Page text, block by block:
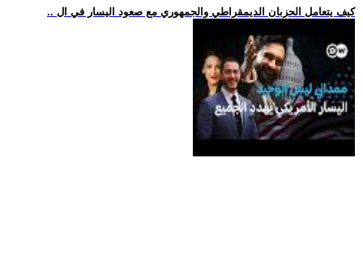
.. كيف يتعامل الحزبان الديمقراطي والجمهوري مع صعود اليسار في ال